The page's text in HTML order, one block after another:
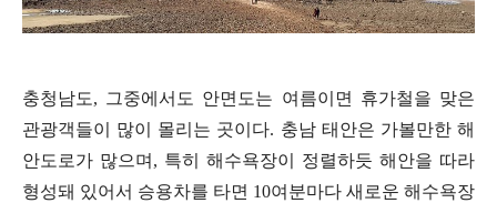
충청남도, 그중에서도 안면도는 여름이면 휴가철을 맞은
관광객들이 많이 몰리는 곳이다. 충남 태안은 가볼만한 해
안도로가 많으며, 특히 해수욕장이 정렬하듯 해안을 따라
형성돼 있어서 승용차를 타면 10여분마다 새로운 해수욕장